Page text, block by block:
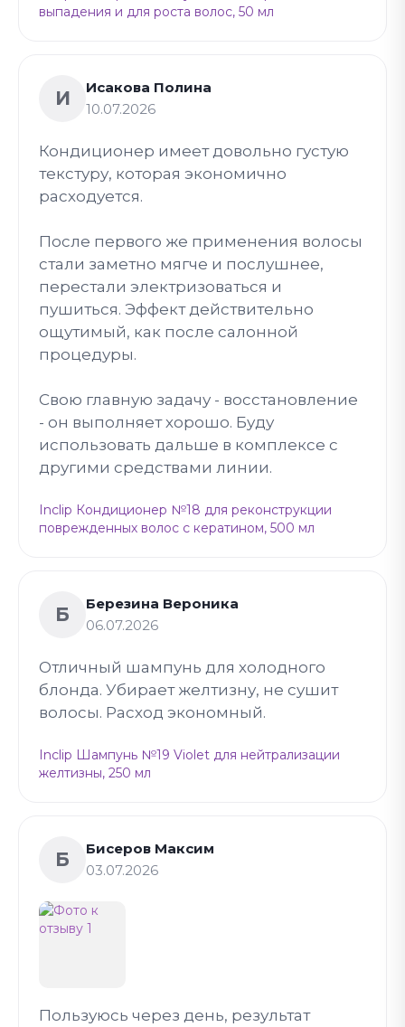
выпадения и для роста волос, 50 мл
И
Исакова Полина
10.07.2026
Кондиционер имеет довольно густую
текстуру, которая экономично
расходуется.
После первого же применения волосы
стали заметно мягче и послушнее,
перестали электризоваться и
пушиться. Эффект действительно
ощутимый, как после салонной
процедуры.
Свою главную задачу - восстановление
- он выполняет хорошо. Буду
использовать дальше в комплексе с
другими средствами линии.
Inclip Кондиционер №18 для реконструкции
поврежденных волос с кератином, 500 мл
Б
Березина Вероника
06.07.2026
Отличный шампунь для холодного
блонда. Убирает желтизну, не сушит
волосы. Расход экономный.
Inclip Шампунь №19 Violet для нейтрализации
желтизны, 250 мл
Б
Бисеров Максим
03.07.2026
Пользуюсь через день, результат